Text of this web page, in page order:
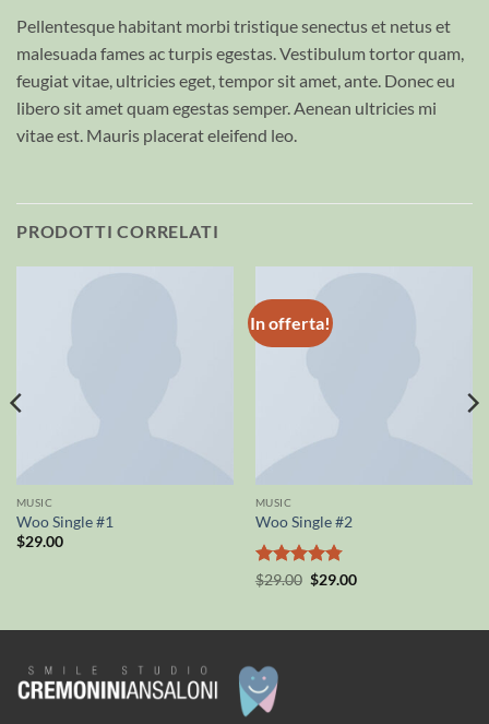
Pellentesque habitant morbi tristique senectus et netus et
malesuada fames ac turpis egestas. Vestibulum tortor quam,
feugiat vitae, ultricies eget, tempor sit amet, ante. Donec eu
libero sit amet quam egestas semper. Aenean ultricies mi
vitae est. Mauris placerat eleifend leo.
PRODOTTI CORRELATI
MUSIC
Woo Single #1
$29.00
In offerta!
MUSIC
Woo Single #2
Valutato
$29.00 Il
$29.00.
$29.00Il
$29.00.